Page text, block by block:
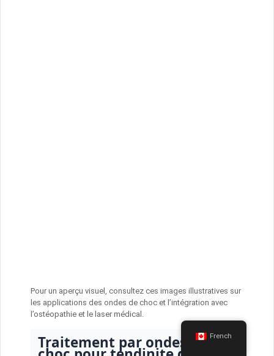
Pour un aperçu visuel, consultez ces images illustratives sur
les applications des ondes de choc et l’intégration avec
l’ostéopathie et le laser médical.
Traitement par ondes de French